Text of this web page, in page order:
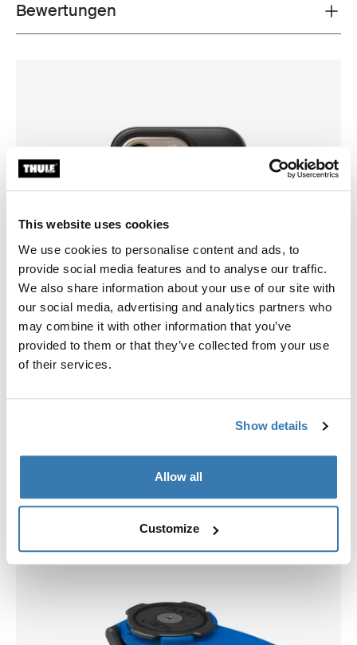
This website uses cookies
We use cookies to personalise content and ads, to
provide social media features and to analyse our traffic.
We also share information about your use of our site with
our social media, advertising and analytics partners who
may combine it with other information that you’ve
provided to them or that they’ve collected from your use
of their services.
Show details
Allow all
Customize
Toggle overview
Bewertungen